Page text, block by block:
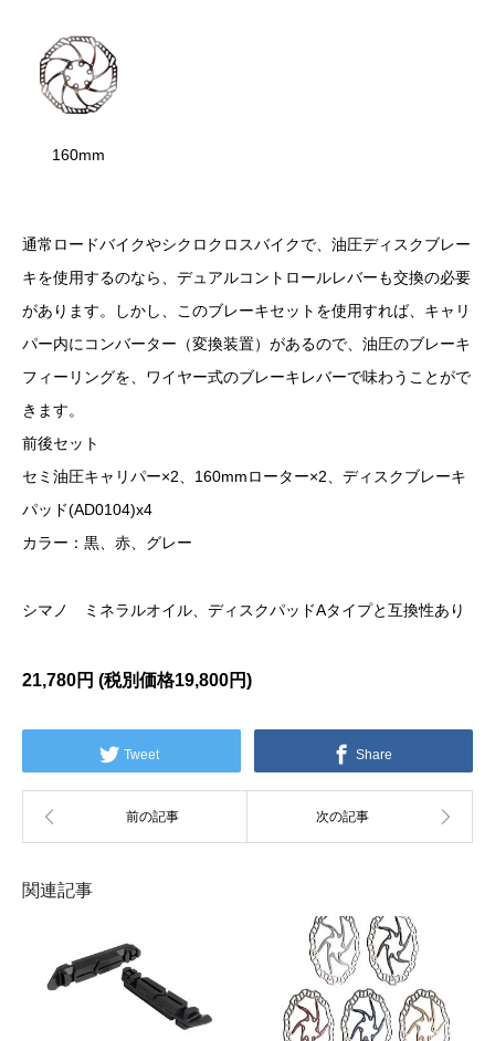
160mm
通常ロードバイクやシクロクロスバイクで、油圧ディスクブレー
キを使用するのなら、デュアルコントロールレバーも交換の必要
があります。しかし、このブレーキセットを使用すれば、キャリ
パー内にコンバーター（変換装置）があるので、油圧のブレーキ
フィーリングを、ワイヤー式のブレーキレバーで味わうことがで
きます。
前後セット
セミ油圧キャリパー×2、160mmローター×2、ディスクブレーキ
パッド(AD0104)x4
カラー：黒、赤、グレー
シマノ ミネラルオイル、ディスクパッドAタイプと互換性あり
21,780円 (税別価格19,800円)
Tweet Share
関連記事